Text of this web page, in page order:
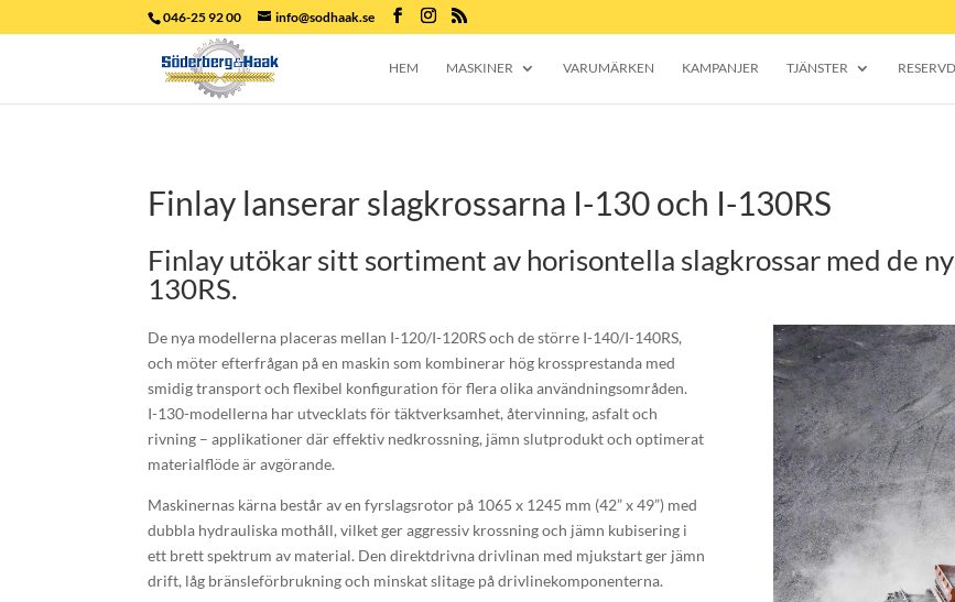
046-25 92 00 info@sodhaak.se
HEM MASKINER VARUMÄRKEN KAMPANJER TJÄNSTER
Finlay lanserar slagkrossarna I-130 och I-130RS
Finlay utökar sitt sortiment av horisontella slagkrossar med de
130RS.
De nya modellerna placeras mellan I-120/I-120RS och de större I-140/I-140RS,
och möter efterfrågan på en maskin som kombinerar hög krossprestanda med
smidig transport och flexibel konfiguration för flera olika användningsområden.
I-130-modellerna har utvecklats för täktverksamhet, återvinning, asfalt och
rivning – applikationer där effektiv nedkrossning, jämn slutprodukt och optimerat
materialflöde är avgörande.
Maskinernas kärna består av en fyrslagsrotor på 1065 x 1245 mm (42” x 49”) med
dubbla hydrauliska mothåll, vilket ger aggressiv krossning och jämn kubisering i
ett brett spektrum av material. Den direktdrivna drivlinan med mjukstart ger jämn
drift, låg bränsleförbrukning och minskat slitage på drivlinekomponenterna.